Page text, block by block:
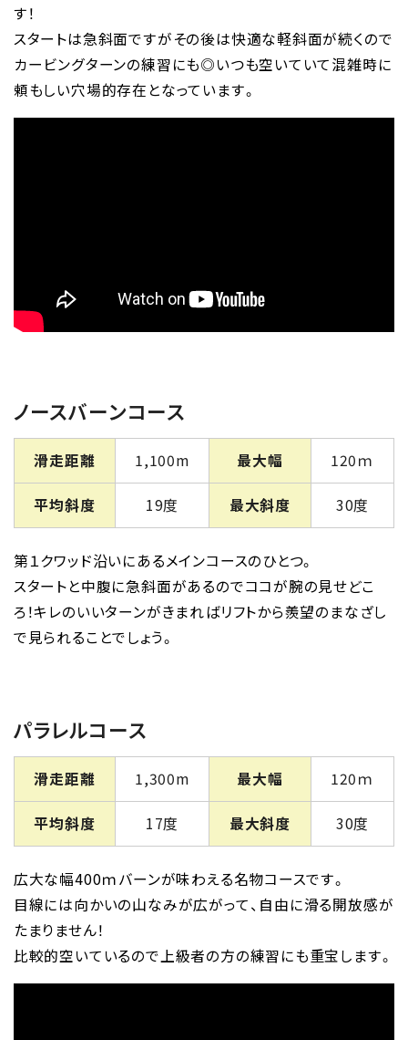
す！
スタートは急斜面ですがその後は快適な軽斜面が続くので
カービングターンの練習にも◎いつも空いていて混雑時に
頼もしい穴場的存在となっています。
ノースバーンコース
滑走距離 1,100m 最大幅 120ｍ
平均斜度 19度 最大斜度 30度
第１クワッド沿いにあるメインコースのひとつ。
スタートと中腹に急斜面があるのでココが腕の見せどこ
ろ！キレのいいターンがきまればリフトから羨望のまなざし
で見られることでしょう。
パラレルコース
滑走距離 1,300m 最大幅 120ｍ
平均斜度 17度 最大斜度 30度
広大な幅400ｍバーンが味わえる名物コースです。
目線には向かいの山なみが広がって、自由に滑る開放感が
たまりません！
比較的空いているので上級者の方の練習にも重宝します。